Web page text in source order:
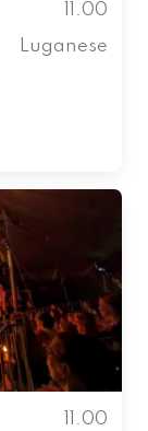
11.00
Luganese
11.00